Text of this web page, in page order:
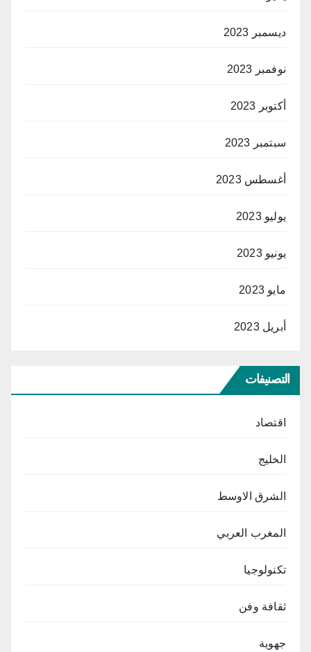
ديسمبر 2023
نوفمبر 2023
أكتوبر 2023
سبتمبر 2023
أغسطس 2023
يوليو 2023
يونيو 2023
مايو 2023
أبريل 2023
التصنيفات
اقتصاد
الخليج
الشرق الاوسط
المغرب العربي
تكنولوجيا
ثقافة وفن
جهوية